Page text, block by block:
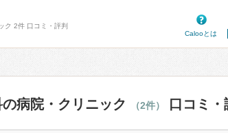
ク 2件 口コミ・評判
Calooとは
病院・クリニック （2件） 口コミ・